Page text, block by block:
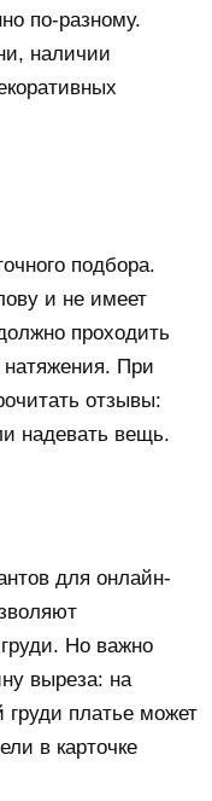
по-разному.
наличии
подбора.
и не имеет
проходить
натяжения. При
отзывы:
надевать вещь.
для онлайн-
Но важно
выреза: на
платье может
в карточке